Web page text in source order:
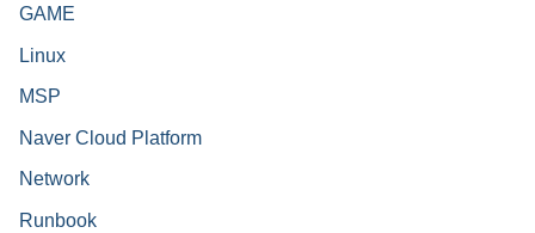
GAME
Linux
MSP
Naver Cloud Platform
Network
Runbook